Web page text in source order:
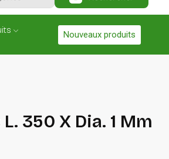
Nouveaux produits
350 X Dia. 1 Mm